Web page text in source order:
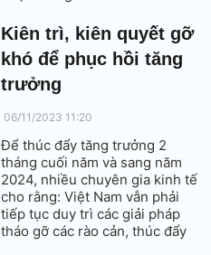
Kiên trì, kiên quyết gỡ
khó để phục hồi tăng
trưởng
06/11/2023 11:20
Để thúc đẩy tăng trưởng 2
tháng cuối năm và sang năm
2024, nhiều chuyên gia kinh tế
cho rằng: Việt Nam vẫn phải
tiếp tục duy trì các giải pháp
tháo gỡ các rào cản, thúc đẩy